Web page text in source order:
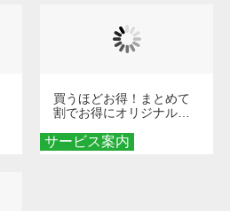
サービス案内
買うほどお得！まとめて
割でお得にオリジナルグ